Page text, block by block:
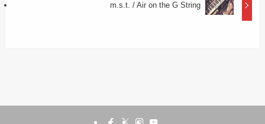
m.s.t. / Air on the G String